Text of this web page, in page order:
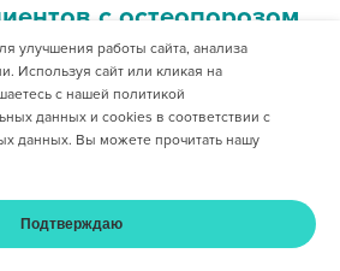
с остеопорозом
с общественностью и маркетингу
и цены Оплата Кабинет
улучшения работы сайта, анализа
Используя сайт или кликая на
с нашей политикой
данных и cookies в соответствии с
данных. Вы можете прочитать нашу
Подтверждаю